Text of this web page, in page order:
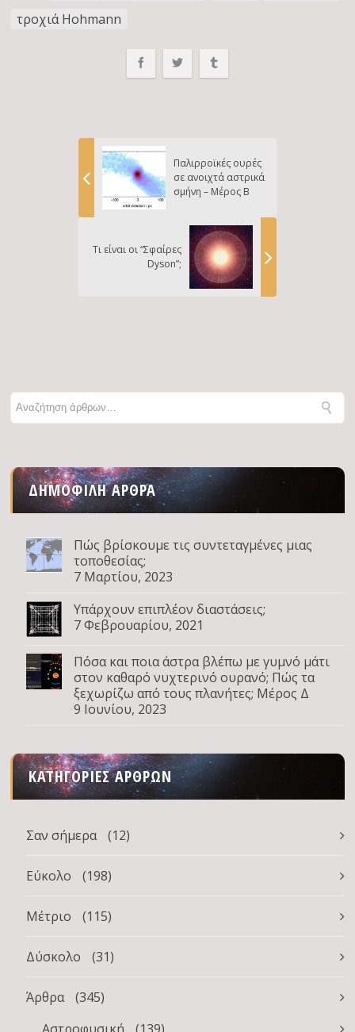
τροχιά Hohmann
Παλιρροϊκές ουρές
σε ανοιχτά αστρικά
σμήνη – Μέρος Β
Τι είναι οι “Σφαίρες
Dyson”;
ΔΗΜΟΦΙΛΉ ΆΡΘΡΑ
Πώς βρίσκουμε τις συντεταγμένες μιας
τοποθεσίας;
7 Μαρτίου, 2023
Υπάρχουν επιπλέον διαστάσεις;
7 Φεβρουαρίου, 2021
Πόσα και ποια άστρα βλέπω με γυμνό μάτι
στον καθαρό νυχτερινό ουρανό; Πώς τα
ξεχωρίζω από τους πλανήτες; Μέρος Δ
9 Ιουνίου, 2023
ΚΑΤΗΓΟΡΊΕΣ ΆΡΘΡΩΝ
Σαν σήμερα (12)
Εύκολο (198)
Μέτριο (115)
Δύσκολο (31)
Άρθρα
(345)